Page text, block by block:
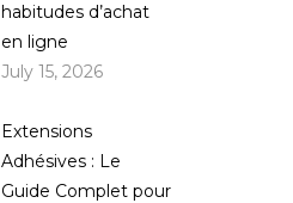
habitudes d’achat
en ligne
July 15, 2026
Extensions
Adhésives : Le
Guide Complet pour